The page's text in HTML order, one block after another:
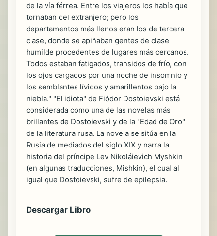
de la vía férrea. Entre los viajeros los había que
tornaban del extranjero; pero los
departamentos más llenos eran los de tercera
clase, donde se apiñaban gentes de clase
humilde procedentes de lugares más cercanos.
Todos estaban fatigados, transidos de frío, con
los ojos cargados por una noche de insomnio y
los semblantes lívidos y amarillentos bajo la
niebla." "El idiota" de Fiódor Dostoievski está
considerada como una de las novelas más
brillantes de Dostoievski y de la "Edad de Oro"
de la literatura rusa. La novela se sitúa en la
Rusia de mediados del siglo XIX y narra la
historia del príncipe Lev Nikoláievich Myshkin
(en algunas traducciones, Mishkin), el cual al
igual que Dostoievski, sufre de epilepsia.
Descargar Libro